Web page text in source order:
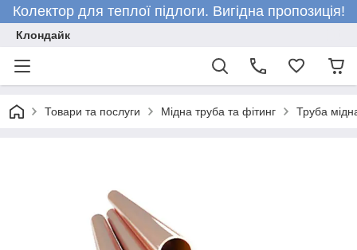
Колектор для теплої підлоги. Вигідна пропозиція!
Клондайк
Товари та послуги Мідна труба та фітинг Труба